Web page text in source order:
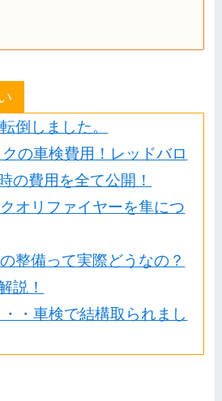
倒しました。
の車検費用！レッドバロ
の費用を全て公開！
オリファイヤーを隼につ
整備って実際どうなの？
説！
・車検で結構取られまし